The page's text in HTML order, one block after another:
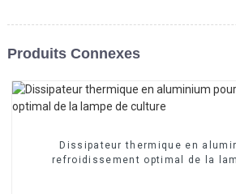
Produits Connexes
Dissipateur thermique en
refroidissement optimal de la